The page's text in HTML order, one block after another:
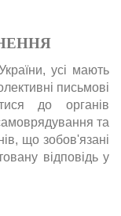
усі мають
письмові
до органів
та
що зобов'язані
відповідь у